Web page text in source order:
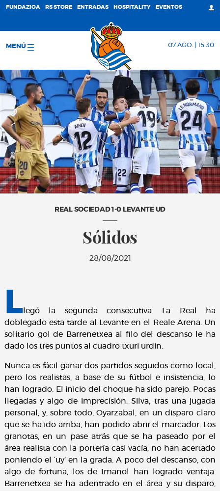
FUNDAZIOA RS STORE ENTRADAS HOSPITALITY EVENTOS
MENÚ 07 AGO. | 15:30
REAL SOCIEDAD 1-0 LEVANTE UD
Sólidos
28/08/2021
L legó la segunda consecutiva. La Real ha
doblegado esta tarde al Levante en el Reale Arena. Un
solitario gol de Barrenetxea al filo del descanso le ha
dado los tres puntos al cuadro txuri urdin.
Nunca es fácil ganar dos partidos seguidos como local,
pero los realistas, a base de su fútbol e insistencia, lo
han logrado. El inicio del choque ha sido parejo. Pocas
llegadas y algo de imprecisión. Silva, tras una jugada
personal, y, sobre todo, Oyarzabal, en un disparo claro
que se ha ido arriba, han podido abrir el marcador. Los
granotas, en un pase atrás que se ha paseado por el
área realista con la portería casi vacía, no han acertado
poniendo el ‘uy’ en la grada. A poco del descanso, con
algo de fortuna, los de Imanol han logrado ventaja.
Barrenetxea se ha adentrado en el área y su disparo,